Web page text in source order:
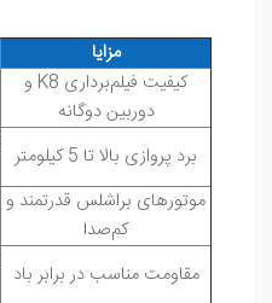
مزایا
کیفیت فیلم‌برداری 8 K و
دوربین دوگانه
برد پروازی بالا تا 5 کیلومتر
موتورهای براشلس قدرتمند و
کم‌صدا
مقاومت مناسب در برابر باد